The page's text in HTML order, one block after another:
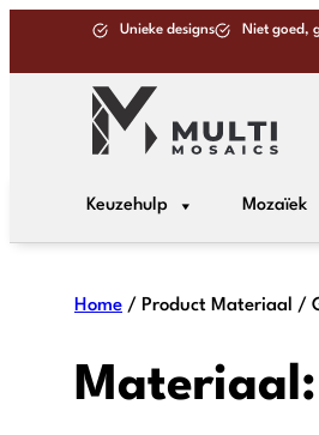
Unieke designs Niet goed,
Keuzehulp Mozaïek
Home / Product Materiaal /
Materiaal: